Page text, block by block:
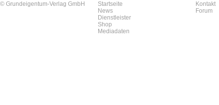
© Grundeigentum-Verlag GmbH
Startseite
News
Dienstleister
Shop
Mediadaten
Kontakt
Forum